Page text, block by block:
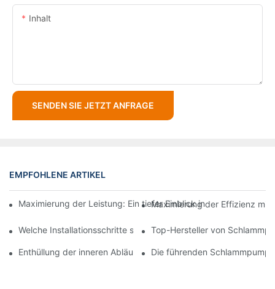
Inhalt
SENDEN SIE JETZT ANFRAGE
EMPFOHLENE ARTIKEL
Maximierung der Leistung: Ein tiefer Einblick in die
Maximierung der Effizienz mit
Welche Installationsschritte sind für eine Schlammpumpe
Top-Hersteller von
Enthüllung der inneren Abläufe einer Top-
Die führenden